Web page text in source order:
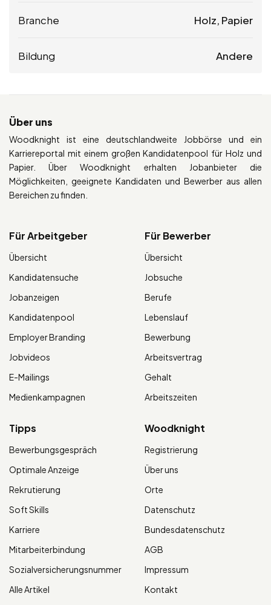
Branche Holz, Papier
Bildung Andere
Über uns
Woodknight ist eine deutschlandweite Jobbörse und ein
Karriereportal mit einem großen Kandidatenpool für Holz und
Papier. Über Woodknight erhalten Jobanbieter die
Möglichkeiten, geeignete Kandidaten und Bewerber aus allen
Bereichen zu finden.
Für Arbeitgeber
Übersicht
Kandidatensuche
Jobanzeigen
Kandidatenpool
Employer Branding
Jobvideos
E-Mailings
Medienkampagnen
Für Bewerber
Übersicht
Jobsuche
Berufe
Lebenslauf
Bewerbung
Arbeitsvertrag
Gehalt
Arbeitszeiten
Tipps
Bewerbungsgespräch
Optimale Anzeige
Rekrutierung
Soft Skills
Karriere
Mitarbeiterbindung
Sozialversicherungsnummer
Alle Artikel
Woodknight
Registrierung
Über uns
Orte
Datenschutz
Bundesdatenschutz
AGB
Impressum
Kontakt